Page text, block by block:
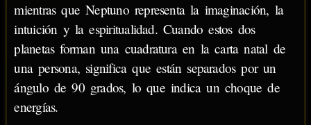
mientras que Neptuno representa la imaginación, la
intuición y la espiritualidad. Cuando estos dos
planetas forman una cuadratura en la carta natal de
una persona, significa que están separados por un
ángulo de 90 grados, lo que indica un choque de
energías.